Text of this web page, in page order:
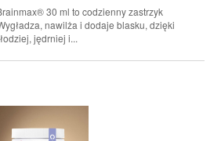
30 ml to codzienny zastrzyk
nawilża i dodaje blasku, dzięki
jędrniej i...